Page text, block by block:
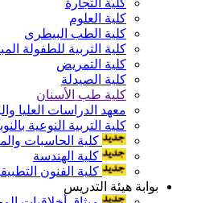
كلية العلوم
كلية الطب البيطرى
كلية التربية للطفولة
كلية التمريض
كلية الصيدلة
كلية طب الأسنان
معهد الدراسات العليا
كلية التربية النوعية
كلية الحاسبات
كلية الهندسة
كلية الفنون
بوابة هيئة التدريس